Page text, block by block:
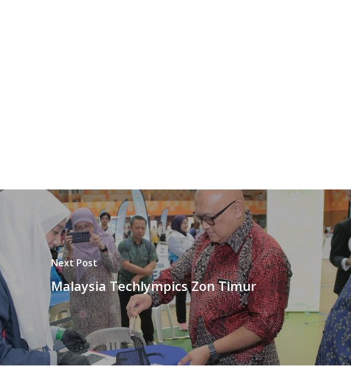
Next Post
Malaysia Techlympics Zon Timur